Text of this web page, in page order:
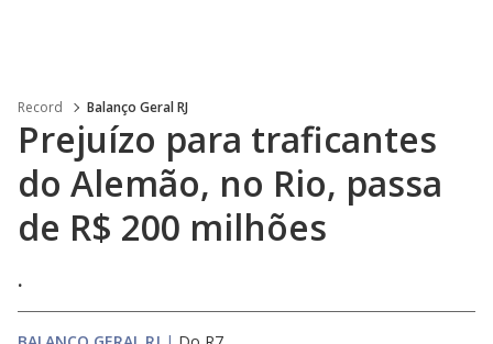
Record Balanço Geral RJ
Prejuízo para traficantes
do Alemão, no Rio, passa
de R$ 200 milhões
.